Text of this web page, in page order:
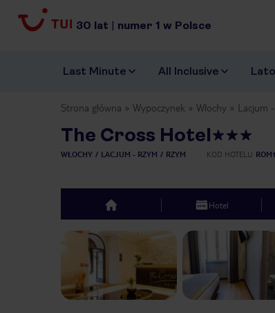
30 lat | numer 1 w Polsce
Last Minute All Inclusive
Strona główna Wypoczynek Włochy Lacjum
The Cross Hotel
WŁOCHY LACJUM - RZYM RZYM KOD HOTELU
top Hotel
Previous slide